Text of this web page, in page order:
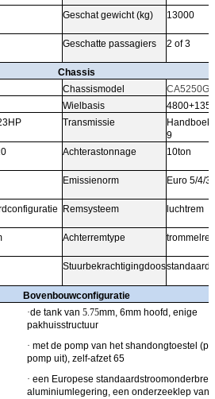
Geschat gewicht (kg) 13000
Geschatte passagiers 2 of 3
Chassis
Chassismodel
Wielbasis
Transmissie
9
Achterastonnage 10ton
Emissienorm Euro 5/4/3
Remsysteem luchtrem
Achterremtype
Stuurbekrachtigingdoos
Bovenbouwconfiguratie
·de tank van 5.75mm, 6mm hoofd, enige
pakhuisstructuur
· met de pomp van het shandongtoestel
pomp uit), zelf-afzet 65
· een Europese
aluminiumlegering, een onderzeeklep van